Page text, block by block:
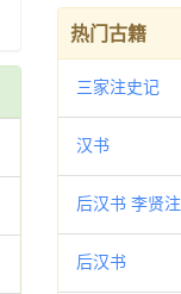
热门古籍
三家注史记
汉书
后汉书 李贤注
后汉书